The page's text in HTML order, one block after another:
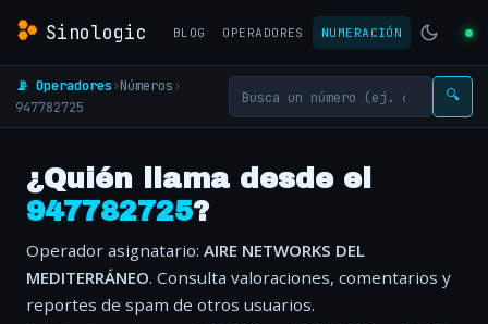
Sinologic BLOG OPERADORES NUMERACIÓN
📡 Operadores›Números›
947782725
🔍
¿Quién llama desde el
947782725?
Operador asignatario: AIRE NETWORKS DEL
MEDITERRÁNEO. Consulta valoraciones, comentarios y
reportes de spam de otros usuarios.